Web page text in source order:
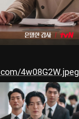
4w08G2W.jpeg